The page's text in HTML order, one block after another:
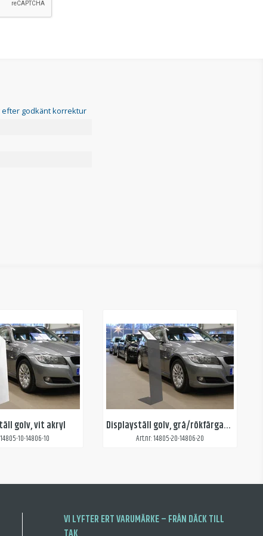
efter godkänt korrektur
golv, vit akryl
10-14806-10
Displayställ golv, grå/rökfärgad transparent akryl
Art.nr: 14805-20-14806-20
VI LYFTER ERT VARUMÄRKE – FRÅN DÄCK TILL